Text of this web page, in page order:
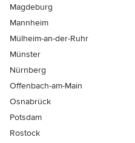
Magdeburg
Mannheim
Mülheim-an-der-Ruhr
Münster
Nürnberg
Offenbach-am-Main
Osnabrück
Potsdam
Rostock